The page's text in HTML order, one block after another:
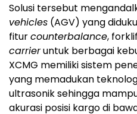
Solusi tersebut
vehicles (AGV) yang
fiturcounterbalance,
carrieruntuk berbagai
XCMG memiliki sistem
yang memadukan
ultrasonik sehingga
akurasi posisi kargo di